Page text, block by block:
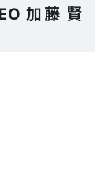
加藤 賢